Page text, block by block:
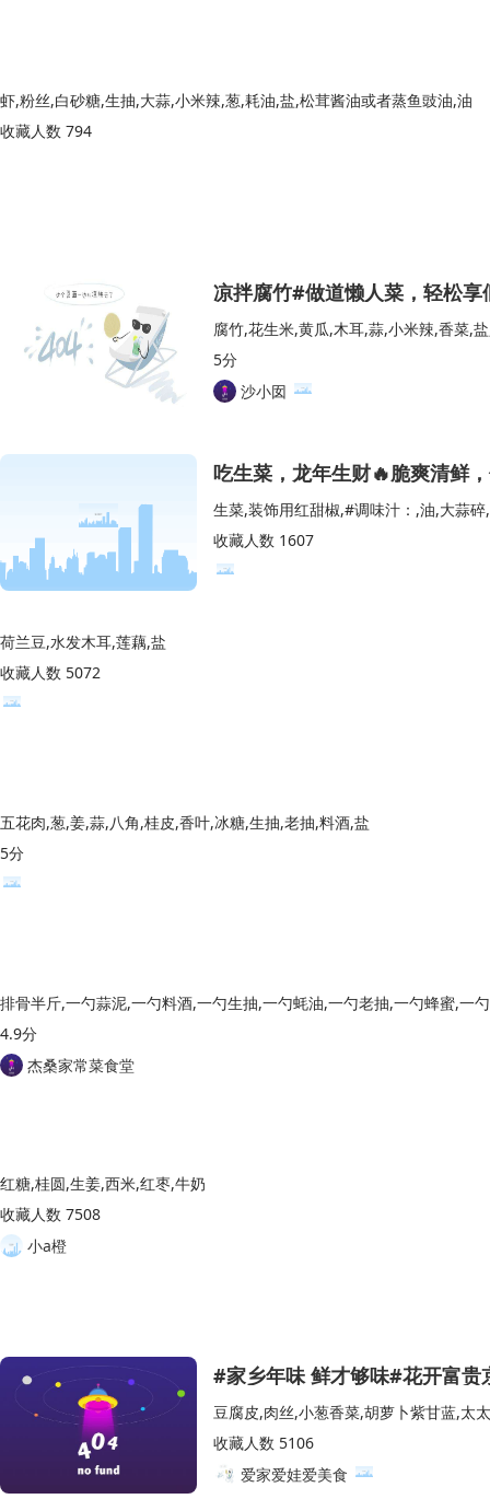
虾,粉丝,白砂糖,生抽,大蒜,小米辣,葱,耗油,盐,松茸酱油或者蒸鱼豉油,油
收藏人数 794
凉拌腐竹#做道懒人菜，轻松享
腐竹,花生米,黄瓜,木耳,蒜,小米辣,香菜,
5分
沙小囡
吃生菜，龙年生财🔥脆爽清鲜，
收藏人数 1607
荷兰豆,水发木耳,莲藕,盐
收藏人数 5072
五花肉,葱,姜,蒜,八角,桂皮,香叶,冰糖,生抽,老抽,料酒,盐
5分
4.9分
杰桑家常菜食堂
红糖,桂圆,生姜,西米,红枣,牛奶
收藏人数 7508
小a橙
#家乡年味 鲜才够味#花开富贵
收藏人数 5106
爱家爱娃爱美食